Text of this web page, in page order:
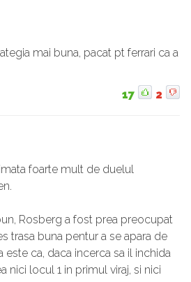
mai buna, pacat pt ferrari ca a
17 2
foarte mult de duelul
Rosberg a fost prea preocupat
trasa buna pentur a se apara de
este ca, daca incerca sa il inchida
nici locul 1 in primul viraj, si nici